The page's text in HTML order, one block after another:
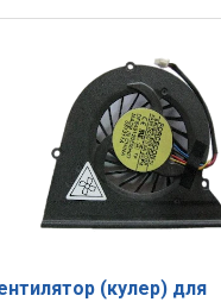
(кулер) для